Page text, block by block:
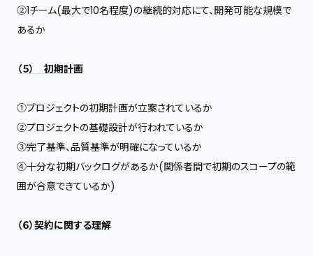
②1チーム(最大で10名程度)の継続的対応にて、開発可能な規模で
あるか
（５） 初期計画
①プロジェクトの初期計画が立案されているか
②プロジェクトの基礎設計が行われているか
③完了基準、品質基準が明確になっているか
④十分な初期バックログがあるか(関係者間で初期のスコープの範
囲が合意できているか)
（６）契約に関する理解